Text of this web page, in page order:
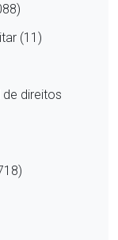
(11)
de direitos